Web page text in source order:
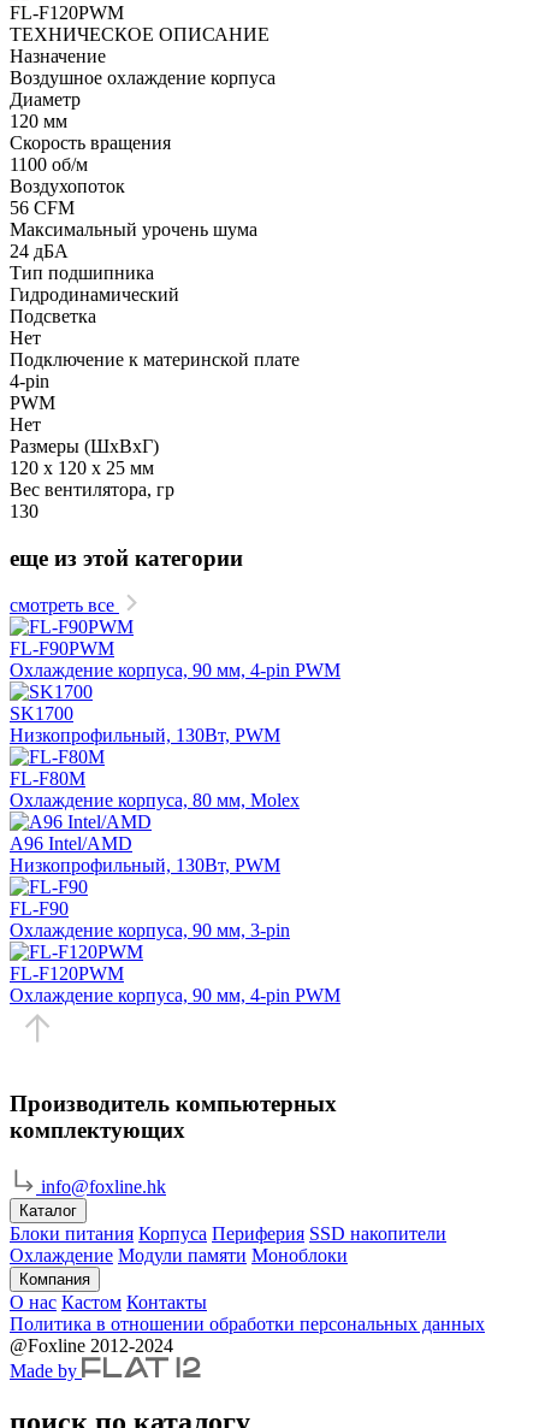
FL-F120PWM
ТЕХНИЧЕСКОЕ ОПИСАНИЕ
Назначение
Воздушное охлаждение корпуса
Диаметр
120 мм
Скорость вращения
1100 об/м
Воздухопоток
56 CFM
Максимальный урочень шума
24 дБА
Тип подшипника
Гидродинамический
Подсветка
Нет
Подключение к материнской плате
4-pin
PWM
Нет
Размеры (ШхВхГ)
120 х 120 х 25 мм
Вес вентилятора, гр
130
еще из этой категории
смотреть все
FL-F90PWM
Охлаждение корпуса, 90 мм, 4-pin PWM
SK1700
Низкопрофильный, 130Вт, PWM
FL-F80M
Охлаждение корпуса, 80 мм, Molex
А96 Intel/AMD
Низкопрофильный, 130Вт, PWM
FL-F90
Охлаждение корпуса, 90 мм, 3-pin
FL-F120PWM
Охлаждение корпуса, 90 мм, 4-pin PWM
Производитель компьютерных
комплектующих
info@foxline.hk
Каталог
Блоки питания Корпуса Периферия SSD накопители
Охлаждение Модули памяти Моноблоки
Компания
О нас Кастом Контакты
Политика в отношении обработки персональных данных
@Foxline 2012-2024
Made by
поиск по каталогу